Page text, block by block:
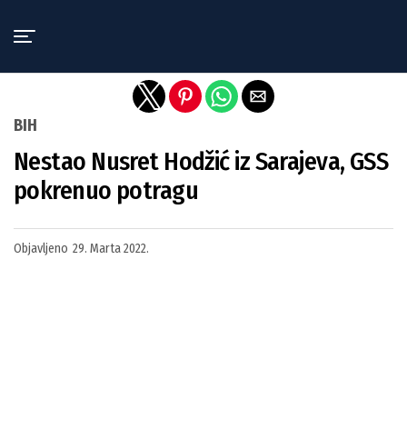
BIH
Nestao Nusret Hodžić iz Sarajeva, GSS
pokrenuo potragu
Objavljeno 29. Marta 2022.